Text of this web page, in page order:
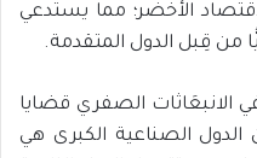
الأخضر؛ مما يستدعي
من قِبل الدول المتقدمة.
الانبعَاثات الصفري قضايا
الدول الصناعية الكبرى هي